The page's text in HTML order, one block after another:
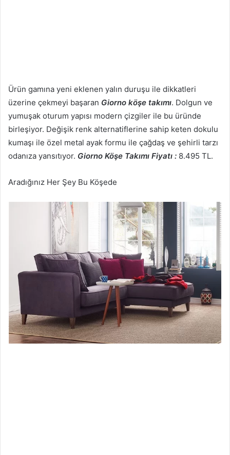
Ürün gamına yeni eklenen yalın duruşu ile dikkatleri
üzerine çekmeyi başaran Giorno köşe takımı. Dolgun ve
yumuşak oturum yapısı modern çizgiler ile bu üründe
birleşiyor. Değişik renk alternatiflerine sahip keten dokulu
kumaşı ile özel metal ayak formu ile çağdaş ve şehirli tarzı
odanıza yansıtıyor. Giorno Köşe Takımı Fiyatı : 8.495 TL.
Aradığınız Her Şey Bu Köşede